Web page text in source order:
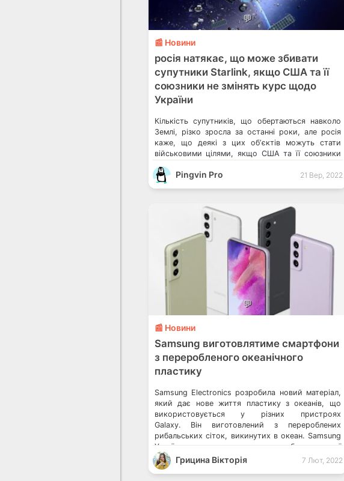
💬
📰 Новини
росія натякає, що може збивати
супутники Starlink, якщо США та її
союзники не змінять курс щодо
України
Кількість супутників, що обертаються навколо
Землі, різко зросла за останні роки, але росія
каже, що деякі з цих обʼєктів можуть стати
військовими цілями, якщо США та її союзники
завуальовано погрожувала компанії SpaceX
Ілона Маска, яка забезпечує супутниковий
Китаю, який […]
Pingvin Pro 21 Вер, 2022
💬
📰 Новини
Samsung виготовлятиме смартфони
з переробленого океанічного
пластику
Samsung Electronics розробила новий матеріал,
який дає нове життя пластику з океанів, що
використовується у різних пристроях
Galaxy. Він виготовлений з перероблених
рибальських сіток, викинутих в океан. Samsung
Україна запустила проєкт з безкоштовної
утилізації електроніки Маркування пластикових
пляшок: що треба знати Курʼєри Сільпо
Грицина Вікторія 7 Лют, 2022